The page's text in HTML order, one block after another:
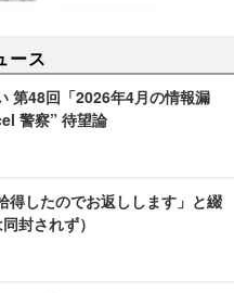
ース
第48回「2026年4月の情報漏
警察” 待望論
得したのでお返しします」と綴
封されず）